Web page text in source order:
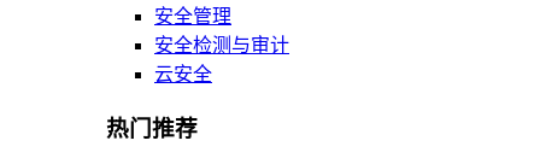
安全管理
安全检测与审计
云安全
热门推荐